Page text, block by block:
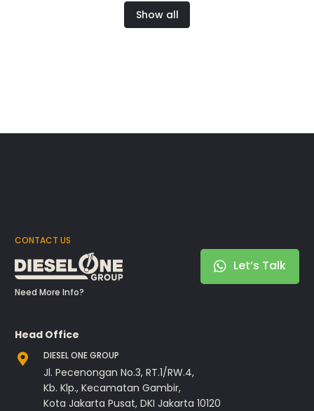
Show all
CONTACT US
Need More Info?
Let’s Talk
Head Office
DIESEL ONE GROUP
Jl. Pecenongan No.3, RT.1/RW.4,
Kb. Klp., Kecamatan Gambir,
Kota Jakarta Pusat, DKI Jakarta 10120